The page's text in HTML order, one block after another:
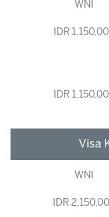
WNI
IDR
IDR
Visa
WNI
IDR